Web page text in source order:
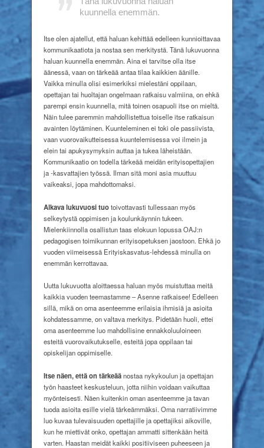
kuunnella enemmän.
Itse olen ajatellut, että haluan kehittää edelleen kunnioittavaa
kommunikaatiota ja nostaa sen merkitystä. Tänä lukuvuonna
haluan kuunnella enemmän. Aina ei tarvitse olla itse
äänessä, vaan on tärkeää antaa tilaa kaikkien äänille.
Vaikka minulla olisi esimerkiksi mielestäni oppilaan,
opettajan tai huoltajan ongelmaan ratkaisu valmiina, on ehkä
parempi ensin kuunnella, mitä toinen osapuoli itse on mieltä.
Näin tulee paremmin mahdollistettua toiselle itse ratkaisun
avainten löytäminen. Kuunteleminen ei toki ole passiivista,
vaan vuorovaikutteisessa kuuntelemisessa voi ilmein ja
elein tai apukysymyksin auttaa ja tukea läheistään.
Kommunikaatio on todella tärkeää meidän erityisopettajien
ja -kasvattajien työssä. Ilman sitä moni asia muuttuu
vaikeaksi, jopa mahdottomaksi.
Alkava lukuvuosi tuotoivottavasti tullessaan myös
selkeytystä oppimisen ja koulunkäynnin tukeen.
Mielenkiinnolla osallistun taas elokuun lopussa OAJ:n
pedagogisen toimikunnan erityisopetuksen jaostoon. Ehkä jo
vuoden viimeisessä Erityiskasvatus-lehdessä minulla on
enemmän kerrottavaa.
Uutta lukuvuotta aloittaessa haluan myös muistuttaa meitä
kaikkia vuoden teemastamme – Asenne ratkaisee! Edelleen
sillä, mikä on oma asenteemme erilaisia ihmisiä ja asioita
kohdatessamme, on valtava merkitys. Pidetään huoli, ettei
oma asenteemme luo mahdollisine ennakkoluuloineen
esteitä vuorovaikutukselle, esteitä jopa oppilaan tai
opiskelijan oppimiselle.
Itse näen, että on tärkeäänostaa nykykoulun ja opettajan
työn haasteet keskusteluun, jotta niihin voidaan vaikuttaa
myönteisesti. Näen kuitenkin oman asenteemme ja tavan
tuoda asioita esille vielä tärkeämmäksi. Oma narratiivimme
luo kuvaa tulevaisuuden opettajille ja opettajiksi aikoville,
kun he miettivät onko, opettajan ammatti sittenkään heitä
varten. Haastan meidät kaikki positiiviseen puheeseen ja